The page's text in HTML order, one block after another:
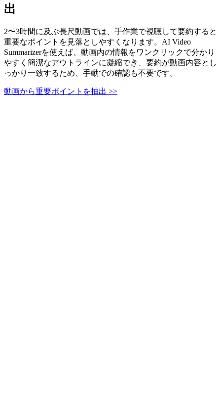
出
2〜3時間に及ぶ長尺動画では、手作業で視聴して要約すると
重要なポイントを見落としやすくなります。AI Video
Summarizerを使えば、動画内の情報をワンクリックで分かり
やすく簡潔なアウトラインに凝縮でき、要約が動画内容とし
っかり一致するため、手動での確認も不要です。
動画から重要ポイントを抽出 >>